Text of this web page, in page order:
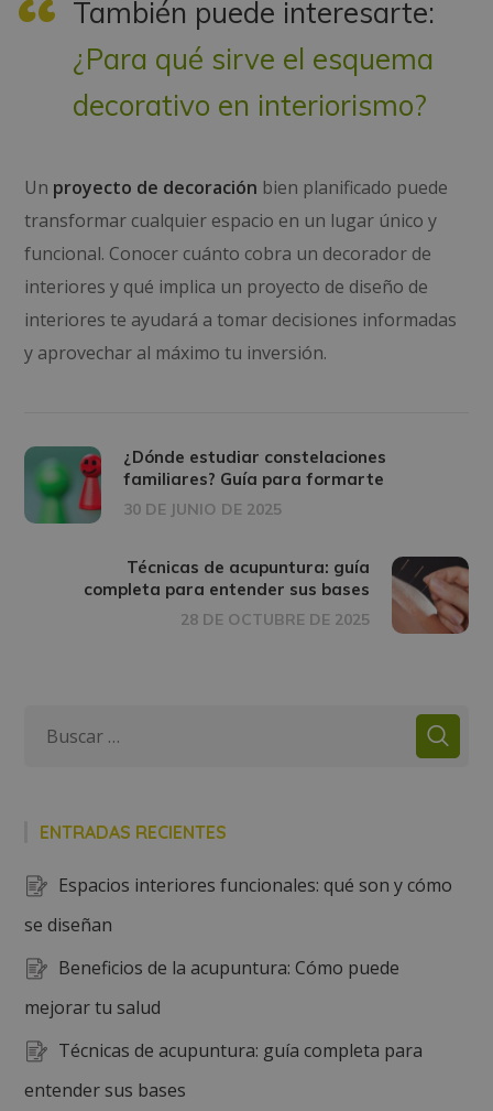
También puede interesarte:
¿Para qué sirve el esquema
decorativo en interiorismo?
Un proyecto de decoración bien planificado puede
transformar cualquier espacio en un lugar único y
funcional. Conocer cuánto cobra un decorador de
interiores y qué implica un proyecto de diseño de
interiores te ayudará a tomar decisiones informadas
y aprovechar al máximo tu inversión.
¿Dónde estudiar constelaciones
familiares? Guía para formarte
30 DE JUNIO DE 2025
Técnicas de acupuntura: guía
completa para entender sus bases
28 DE OCTUBRE DE 2025
ENTRADAS RECIENTES
Espacios interiores funcionales: qué son y cómo
se diseñan
Beneficios de la acupuntura: Cómo puede
mejorar tu salud
Técnicas de acupuntura: guía completa para
entender sus bases